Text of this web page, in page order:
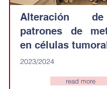
Alteración
patrones de
en células
2023/2024
read more